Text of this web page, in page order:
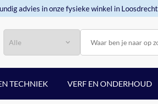
advies in onze fysieke winkel in Loosdrecht
TECHNIEK VERF EN ONDERHOUD